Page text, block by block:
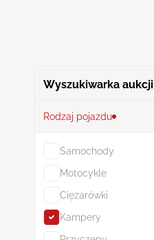
Wyszukiwarka aukcji
Rodzaj pojazdu
Samochody
Motocykle
Ciężarówki
Kampery